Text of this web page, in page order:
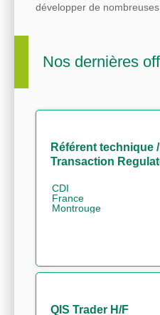
développer de nombreuses
Nos dernières
Référent technique /
Transaction
CDI
France
Montrouge
QIS Trader H/F